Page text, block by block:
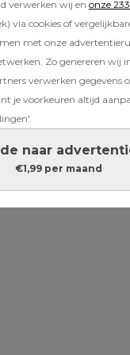
verwerken wij en onze
via cookies of
met onze
Zo genereren wij
verwerken
je voorkeuren altijd
naar
€1,99 per maand
moeten we
dochter een
heeft laten
Maar
Lees